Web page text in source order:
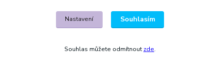
Nastavení Souhlasím
Souhlas můžete odmítnout zde.